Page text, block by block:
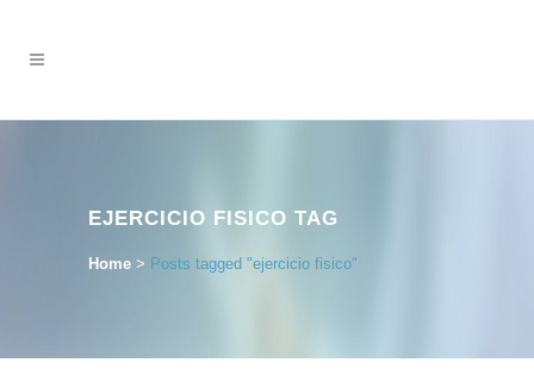
EJERCICIO FISICO TAG
Home > Posts tagged "ejercicio fisico"